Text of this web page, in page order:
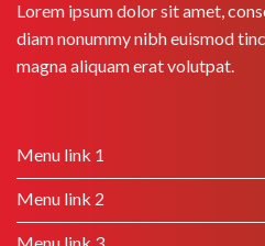
Lorem ipsum dolor sit amet,
diam nonummy nibh euismod
magna aliquam erat volutpat.
Menu link 1
Menu link 2